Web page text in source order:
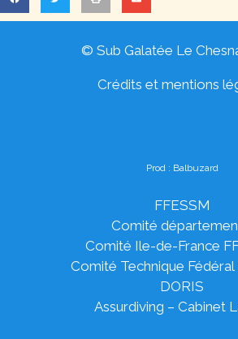
© Sub Galatée Le
Crédits et mentions
Prod : Balbuzard
FFESSM
Comité
Comité Ile-de-France
Comité Technique Fédéral
DORIS
Assurdiving – Cabinet